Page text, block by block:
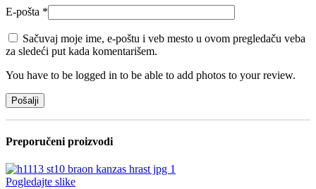
E-pošta *
Sačuvaj moje ime, e-poštu i veb mesto u ovom pregledaču veba
za sledeći put kada komentarišem.
You have to be logged in to be able to add photos to your review.
Preporučeni proizvodi
Pogledajte slike